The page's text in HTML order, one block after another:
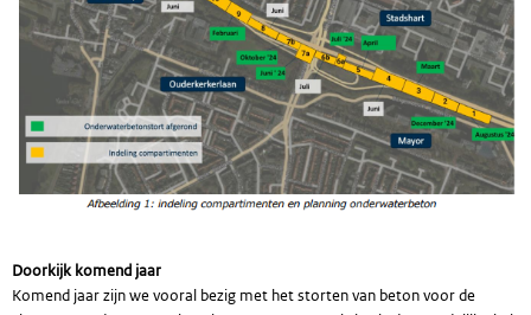
Doorkijk komend jaar
Komend jaar zijn we vooral bezig met het storten van beton voor de